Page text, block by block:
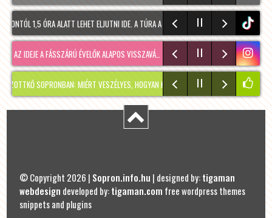
1,5 ÓRA ALATT LEHET ELJUTNI IDE. A TÚRA A PREINER GSCHEID PARKOLÓBÓL INDUL
tiktok
IDEJE A FÁSSZÁRÚ ÉVELŐK ALAPOS VISSZAVÁ… RÉGMÚLT KIRAKATA, AMÉLIE MÓDRA
SOPRONBAN: MIÉRT VESZÉLYES, HOGYAN KERÜLHETETT IDE, ÉS MIKOR SZABADUL
© Copyright 2026 | Sopron.info.hu | designed by:tigaman
webdesign developed by:tigaman.com free wordpress themes
snippets and plugins